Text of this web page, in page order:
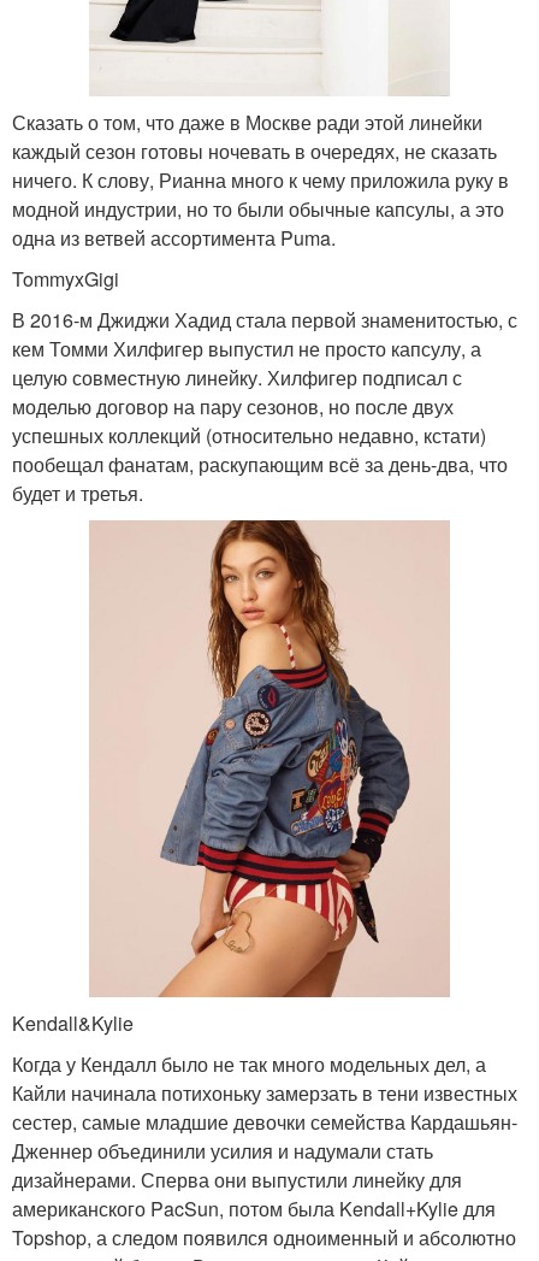
Сказать о том, что даже в Москве ради этой линейки
каждый сезон готовы ночевать в очередях, не сказать
ничего. К слову, Рианна много к чему приложила руку в
модной индустрии, но то были обычные капсулы, а это
одна из ветвей ассортимента Puma.
TommyxGigi
В 2016-м Джиджи Хадид стала первой знаменитостью, с
кем Томми Хилфигер выпустил не просто капсулу, а
целую совместную линейку. Хилфигер подписал с
моделью договор на пару сезонов, но после двух
успешных коллекций (относительно недавно, кстати)
пообещал фанатам, раскупающим всё за день-два, что
будет и третья.
Kendall&Kylie
Когда у Кендалл было не так много модельных дел, а
Кайли начинала потихоньку замерзать в тени известных
сестер, самые младшие девочки семейства Кардашьян-
Дженнер объединили усилия и надумали стать
дизайнерами. Сперва они выпустили линейку для
американского PacSun, потом была Kendall+Kylie для
Topshop, а следом появился одноименный и абсолютно